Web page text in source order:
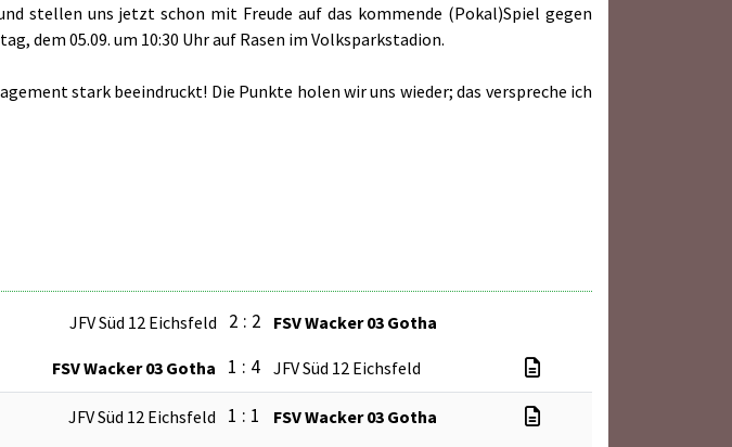
stellen uns jetzt schon mit Freude auf das kommende (Pokal)Spiel gegen
dem 05.09. um 10:30 Uhr auf Rasen im Volksparkstadion.
stark beeindruckt! Die Punkte holen wir uns wieder; das verspreche ich
JFV Süd 12 Eichsfeld 2 : 2 FSV Wacker 03 Gotha
FSV Wacker 03 Gotha 1 : 4 JFV Süd 12 Eichsfeld
JFV Süd 12 Eichsfeld 1 : 1 FSV Wacker 03 Gotha